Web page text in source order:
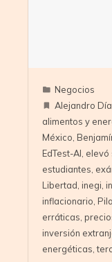
Negocios
Alejandro
alimentos y
México
EdTest-AI elevó
estudiantes
Libertad inegi
inflacionario
erráticas
inversión
energéticas ,